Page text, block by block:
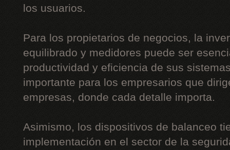
los usuarios.
Para los propietarios de negocios, la
equilibrado y medidores puede ser
productividad y eficiencia de sus
importante para los empresarios que
empresas, donde cada detalle importa.
Asimismo, los dispositivos de balanceo
implementación en el sector de la